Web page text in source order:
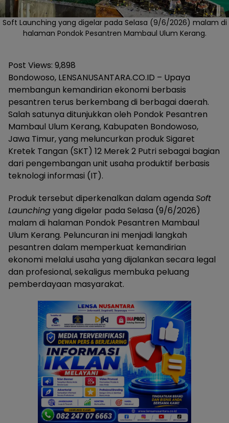
Soft Launching yang digelar pada Selasa (9/6/2026) malam di
halaman Pondok Pesantren Mambaul Ulum Kerang.
Post Views: 9,898
Bondowoso, LENSANUSANTARA.CO.ID – Upaya
membangun kemandirian ekonomi berbasis
pesantren terus berkembang di berbagai daerah.
Salah satunya ditunjukkan oleh Pondok Pesantren
Mambaul Ulum Kerang, Kabupaten Bondowoso,
Jawa Timur, yang meluncurkan produk Sigaret
Kretek Tangan (SKT) 12 Merek 2 Putri sebagai bagian
dari pengembangan unit usaha produktif berbasis
teknologi informasi (IT).
Produk tersebut diperkenalkan dalam agenda Soft
Launchingyang digelar pada Selasa (9/6/2026)
malam di halaman Pondok Pesantren Mambaul
Ulum Kerang. Peluncuran ini menjadi langkah
pesantren dalam memperkuat kemandirian
ekonomi melalui usaha yang dijalankan secara legal
dan profesional, sekaligus membuka peluang
pemberdayaan masyarakat.